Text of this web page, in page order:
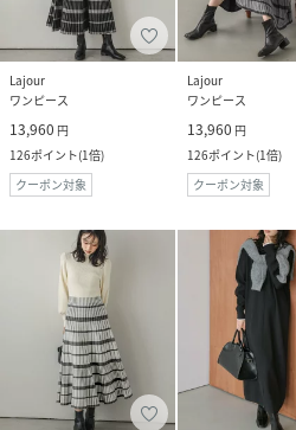
Lajour
ワンピース
13,960 円
126ポイント(1倍)
クーポン対象
Lajour
ワンピース
13,960 円
126ポイント(1倍)
クーポン対象